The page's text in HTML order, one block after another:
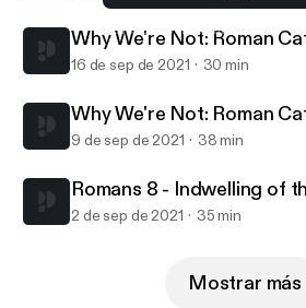
Covenant Conversations
Why We're Not: Roman
16 de sep de 2021 30 min
Why We're Not: Roman
9 de sep de 2021 38 min
Romans 8 - Indwelling of
2 de sep de 2021 35 min
Mostrar más